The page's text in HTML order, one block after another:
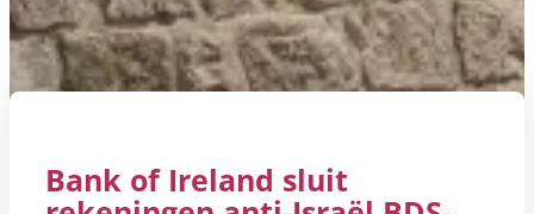
Bank of Ireland sluit